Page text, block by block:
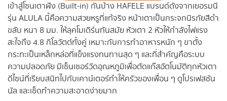
เข้าสู่โซนเตาฝัง (Built-in) กันบ้าง HAFELE แบรนด์ดังจากเยอรมนี
รุ่น ALULA นี้คือความสวยหรูที่แท้จริง หน้าเตาเป็นกระจกนิรภัยสีดำ
ขลับ หนา 8 มม. ให้ลุคโมเดิร์นทันสมัย หัวเตา 2 หัวให้กำลังไฟแรง
สะใจถึง 4.8 กิโลวัตต์ทั้งคู่ เหมาะกับการทำอาหารหนัก ๆ ขาตั้ง
กระทะเป็นเหล็กหล่อที่แข็งแรงทนทานสุด ๆ และที่สำคัญคือระบบ
ความปลอดภัย มีเซ็นเซอร์วัดอุณหภูมิเพื่อตัดแก๊สอัตโนมัติทุกหัวเตา
ดีไซน์ที่เรียบสนิทไปกับเคาน์เตอร์ทำให้ครัวของเพื่อน ๆ ดูโปรเฟสชัน
นัล และเช็ดทำความสะอาดง่ายมาก